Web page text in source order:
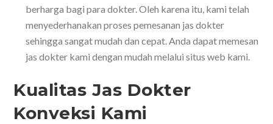
berharga bagi para dokter. Oleh karena itu, kami telah
menyederhanakan proses pemesanan jas dokter
sehingga sangat mudah dan cepat. Anda dapat memesan
jas dokter kami dengan mudah melalui situs web kami.
Kualitas Jas Dokter
Konveksi Kami